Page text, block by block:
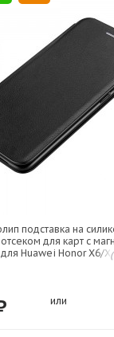
подставка на
для карт с
Huawei Honor X6/
или